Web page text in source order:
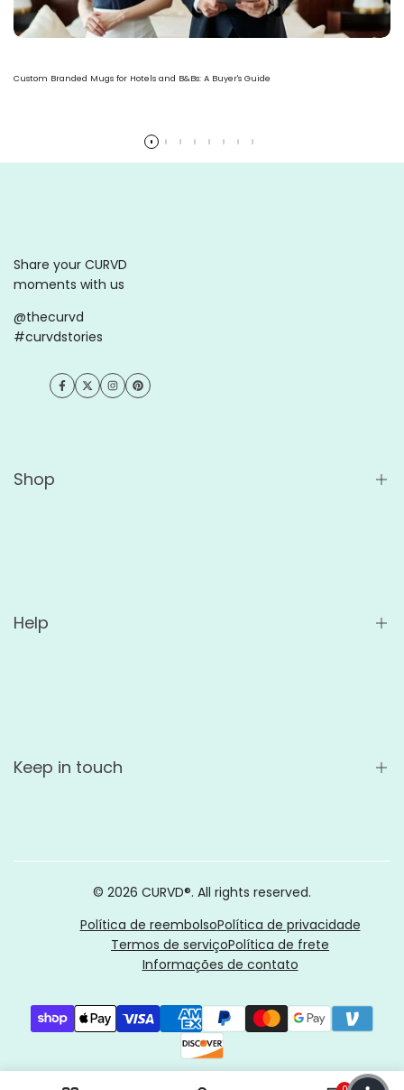
Custom Branded Mugs for Hotels and B&Bs: A Buyer's Guide
Share your CURVD
moments with us
@thecurvd
#curvdstories
Facebook
TwitterInstagram
Pinterest
Shop
Help
Mug Size Guide
Keep in touch
newsletter
português (Brasil)
© 2026 CURVD®. All rights reserved.
Política de reembolsoPolítica de privacidade
Termos de serviçoPolítica de frete
Informações de contato